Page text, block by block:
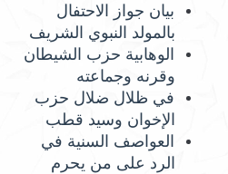
بيان جواز الاحتفال
بالمولد النبوي الشريف
الوهابية حزب الشيطان
وقرنه وجماعته
في ظلال ضلال حزب
الإخوان وسيد قطب
العواصف السنية في
الرد على من يحرم